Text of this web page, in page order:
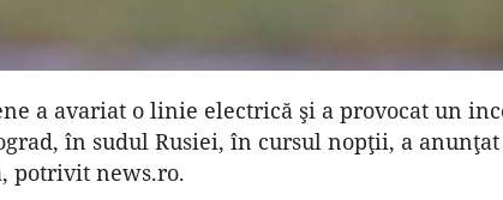
a avariat o linie electrică şi a provocat un
în sudul Rusiei, în cursul nopţii, a
potrivit news.ro.